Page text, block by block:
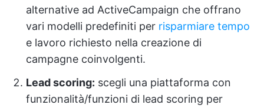
alternative ad ActiveCampaign che offrano
vari modelli predefiniti per risparmiare tempo
e lavoro richiesto nella creazione di
campagne coinvolgenti.
Lead scoring: scegli una piattaforma con
funzionalità/funzioni di lead scoring per